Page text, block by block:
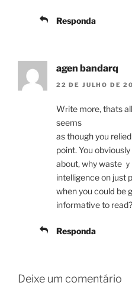
Responda
agen bandarq
22 DE JULHO DE
Wгite more, thats
seems
as though you
point. You
about, why waste
intelligence on just
when you coulԁ be
informative to read?
Responda
Deixe um comentário